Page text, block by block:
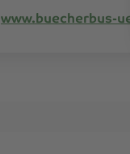
www.buecherbus-